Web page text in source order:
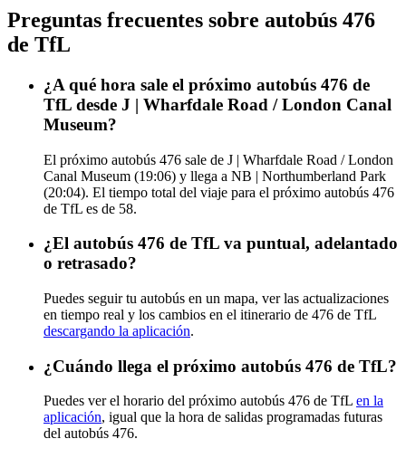
Preguntas frecuentes sobre autobús 476
de TfL
¿A qué hora sale el próximo autobús 476 de
TfL desde J | Wharfdale Road / London Canal
Museum?
El próximo autobús 476 sale de J | Wharfdale Road / London
Canal Museum (19:06) y llega a NB | Northumberland Park
(20:04). El tiempo total del viaje para el próximo autobús 476
de TfL es de 58.
¿El autobús 476 de TfL va puntual, adelantado
o retrasado?
Puedes seguir tu autobús en un mapa, ver las actualizaciones
en tiempo real y los cambios en el itinerario de 476 de TfL
descargando la aplicación.
¿Cuándo llega el próximo autobús 476 de TfL?
Puedes ver el horario del próximo autobús 476 de TfL en la
aplicación, igual que la hora de salidas programadas futuras
del autobús 476.